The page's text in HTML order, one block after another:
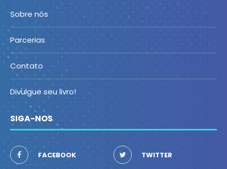
Sobre nós
Parcerias
Contato
Divulgue seu livro!
SIGA-NOS
FACEBOOK TWITTER